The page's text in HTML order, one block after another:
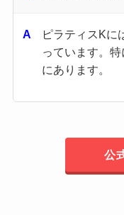
ピラティスKに
っています。​
にあります。
公